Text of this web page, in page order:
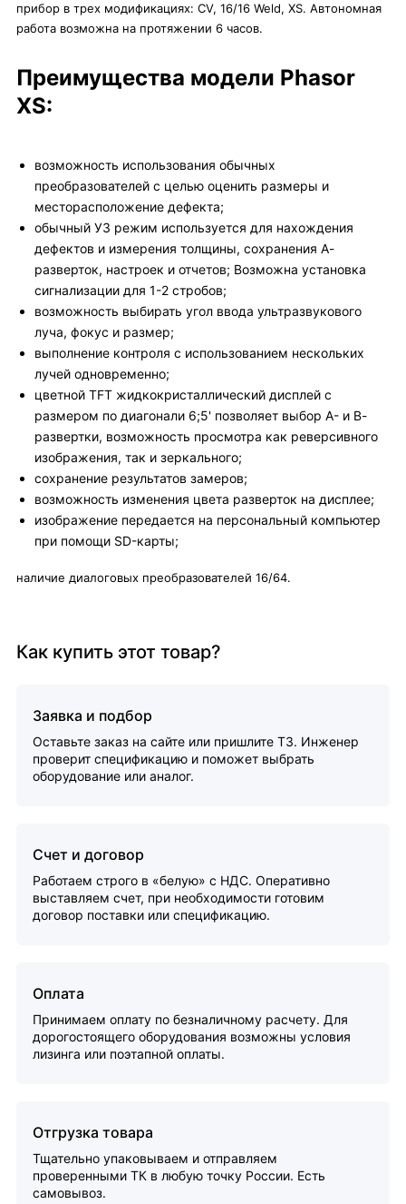
прибор в трех модификациях: CV, 16/16 Weld, XS. Автономная
работа возможна на протяжении 6 часов.
Преимущества модели Phasor
XS:
возможность использования обычных
преобразователей с целью оценить размеры и
месторасположение дефекта;
обычный УЗ режим используется для нахождения
дефектов и измерения толщины, сохранения А-
разверток, настроек и отчетов; Возможна установка
сигнализации для 1-2 стробов;
возможность выбирать угол ввода ультразвукового
луча, фокус и размер;
выполнение контроля с использованием нескольких
лучей одновременно;
цветной TFT жидкокристаллический дисплей с
размером по диагонали 6;5' позволяет выбор А- и В-
развертки, возможность просмотра как реверсивного
изображения, так и зеркального;
сохранение результатов замеров;
возможность изменения цвета разверток на дисплее;
изображение передается на персональный компьютер
при помощи SD-карты;
наличие диалоговых преобразователей 16/64.
Как купить этот товар?
Заявка и подбор
Оставьте заказ на сайте или пришлите ТЗ. Инженер
проверит спецификацию и поможет выбрать
оборудование или аналог.
Счет и договор
Работаем строго в «белую» с НДС. Оперативно
выставляем счет, при необходимости готовим
договор поставки или спецификацию.
Оплата
Принимаем оплату по безналичному расчету. Для
дорогостоящего оборудования возможны условия
лизинга или поэтапной оплаты.
Отгрузка товара
Тщательно упаковываем и отправляем
проверенными ТК в любую точку России. Есть
самовывоз.